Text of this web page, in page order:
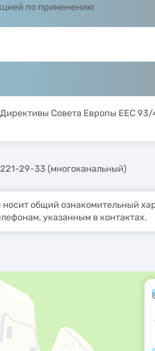
по применению
Совета Европы ЕЕС 93/
29-33 (многоканальный)
общий ознакомительный
указанным в контактах.